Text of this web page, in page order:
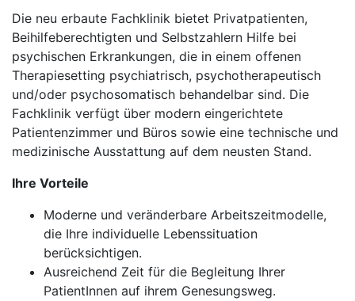
Die neu erbaute Fachklinik bietet Privatpatienten,
Beihilfeberechtigten und Selbstzahlern Hilfe bei
psychischen Erkrankungen, die in einem offenen
Therapiesetting psychiatrisch, psychotherapeutisch
und/oder psychosomatisch behandelbar sind. Die
Fachklinik verfügt über modern eingerichtete
Patientenzimmer und Büros sowie eine technische und
medizinische Ausstattung auf dem neusten Stand.
Ihre Vorteile
Moderne und veränderbare Arbeitszeitmodelle,
die Ihre individuelle Lebenssituation
berücksichtigen.
Ausreichend Zeit für die Begleitung Ihrer
PatientInnen auf ihrem Genesungsweg.